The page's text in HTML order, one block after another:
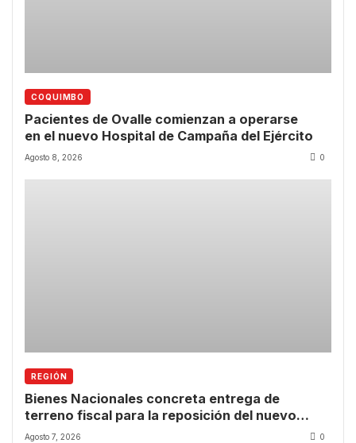
COQUIMBO
Pacientes de Ovalle comienzan a operarse
en el nuevo Hospital de Campaña del Ejército
Agosto 8, 2026 0
REGIÓN
Bienes Nacionales concreta entrega de
terreno fiscal para la reposición del nuevo
CESFAM de Las Compañías
Agosto 7, 2026 0